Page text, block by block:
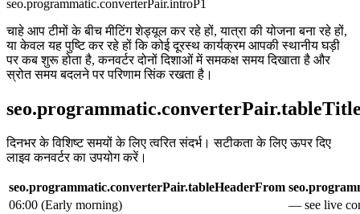
seo.programmatic.converterPair.introP1
चाहे आप टीमों के बीच मीटिंग शेड्यूल कर रहे हों, यात्रा की योजना बना रहे हों,
या केवल यह पुष्टि कर रहे हों कि कोई दूरस्थ कार्यक्रम आपकी स्थानीय घड़ी
पर कब शुरू होता है, कनवर्टर दोनों दिशाओं में समकक्ष समय दिखाता है और
स्रोत समय बदलने पर परिणाम सिंक रखता है।
दिनभर के विशिष्ट समयों के लिए त्वरित संदर्भ। सटीकता के लिए ऊपर दिए
लाइव कनवर्टर का उपयोग करें।
seo.programmatic.converterPair.tableHeaderFrom
06:00 (Early morning)
— see live